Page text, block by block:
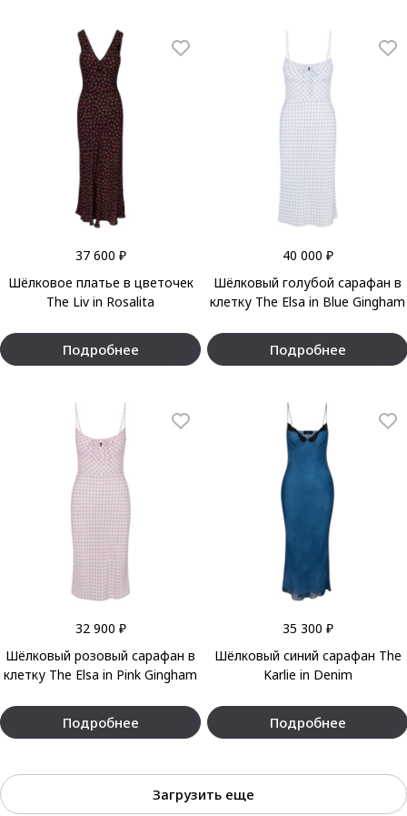
37 600 ₽
Шёлковое платье в цветочек
The Liv in Rosalita
Подробнее
40 000 ₽
Шёлковый голубой сарафан в
клетку The Elsa in Blue Gingham
Подробнее
32 900 ₽
Шёлковый розовый сарафан в
клетку The Elsa in Pink Gingham
Подробнее
35 300 ₽
Шёлковый синий сарафан The
Karlie in Denim
Подробнее
Загрузить еще